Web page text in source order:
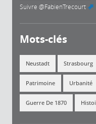
Suivre @FabienTrecourt
Mots-clés
Neustadt Strasbourg
Patrimoine Urbanité
Guerre De 1870